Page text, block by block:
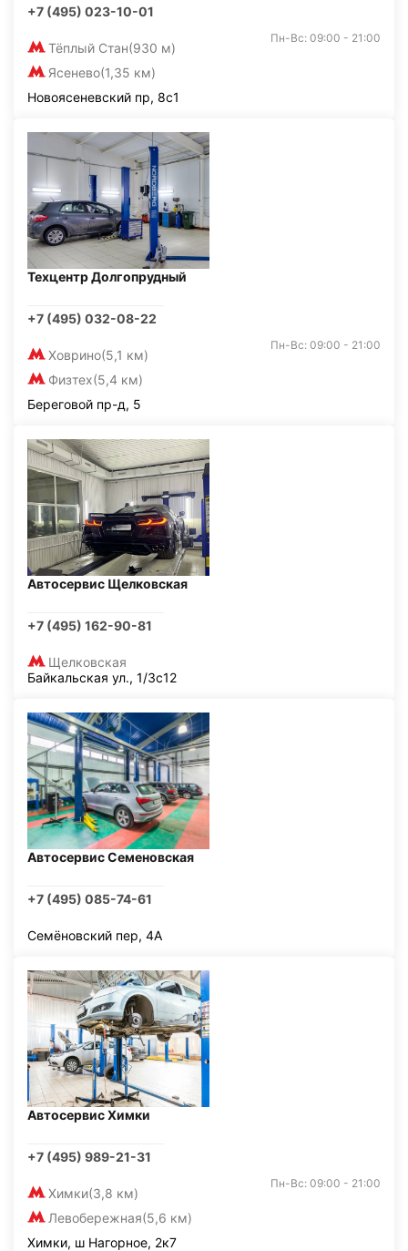
+7 (495) 023-10-01
Тёплый Стан(930 м)
Ясенево(1,35 км)
Пн-Вс: 09:00 - 21:00
Новоясеневский пр, 8с1
Техцентр Долгопрудный
+7 (495) 032-08-22
Ховрино(5,1 км)
Физтех(5,4 км)
Пн-Вс: 09:00 - 21:00
Береговой пр-д, 5
Автосервис Щелковская
+7 (495) 162-90-81
Щелковская
Байкальская ул., 1/3с12
Автосервис Семеновская
+7 (495) 085-74-61
Семёновский пер, 4А
Автосервис Химки
+7 (495) 989-21-31
Химки(3,8 км)
Левобережная(5,6 км)
Пн-Вс: 09:00 - 21:00
Химки, ш Нагорное, 2к7